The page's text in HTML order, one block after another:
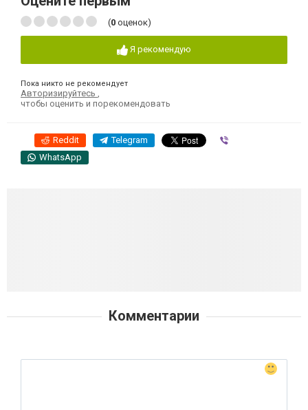
(0 оценок)
Я рекомендую
Пока никто не рекомендует
Авторизируйтесь
чтобы оценить и порекомендовать
Reddit Telegram
WhatsApp
Комментарии